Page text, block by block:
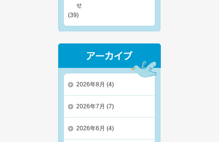
せ
(39)
2026年8月 (4)
2026年7月 (7)
2026年6月 (4)